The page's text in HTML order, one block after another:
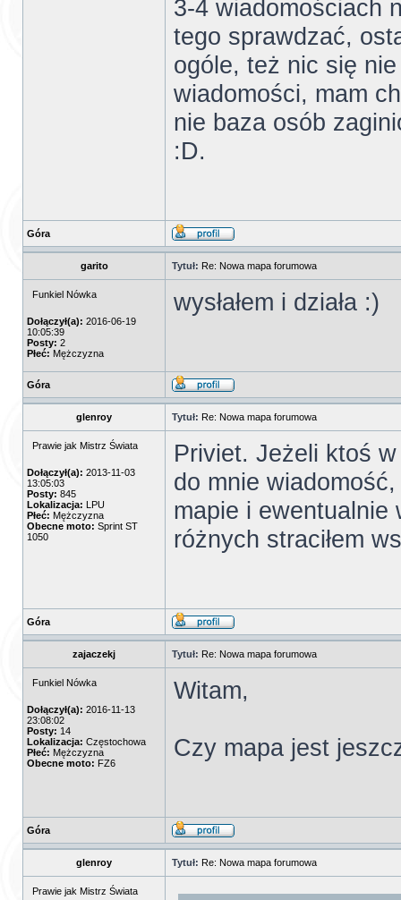
3-4 wiadomościach
tego sprawdzać,
ogóle, też nic się
wiadomości, mam
nie baza osób
:D.
Góra
garito Tytuł: Re: Nowa mapa forumowa
Funkiel Nówka
Dołączył(a): 2016-06-19
10:05:39
Posty: 2
Płeć: Mężczyzna
wysłałem i działa :)
Góra
glenroy Tytuł: Re: Nowa mapa forumowa
Prawie jak Mistrz Świata
Dołączył(a): 2013-11-03
13:05:03
Posty: 845
Lokalizacja: LPU
Płeć: Mężczyzna
Obecne moto: Sprint ST
1050
Priviet. Jeżeli ktoś w
do mnie
mapie i ewentualnie
różnych straciłem
Góra
zajaczekj Tytuł: Re: Nowa mapa forumowa
Funkiel Nówka
Dołączył(a): 2016-11-13
23:08:02
Posty: 14
Lokalizacja: Częstochowa
Płeć: Mężczyzna
Obecne moto: FZ6
Witam,
Czy mapa jest
Góra
glenroy Tytuł: Re: Nowa mapa forumowa
Prawie jak Mistrz Świata